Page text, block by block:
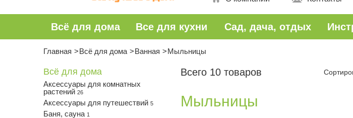
Всё для дома Все для кухни Сад, дача, отдых
Главная Всё для дома Ванная Мыльницы
Всё для дома
Аксессуары для комнатных
растений 26
Аксессуары для путешествий 5
Баня, сауна 1
Всего 10 товаров
Мыльницы